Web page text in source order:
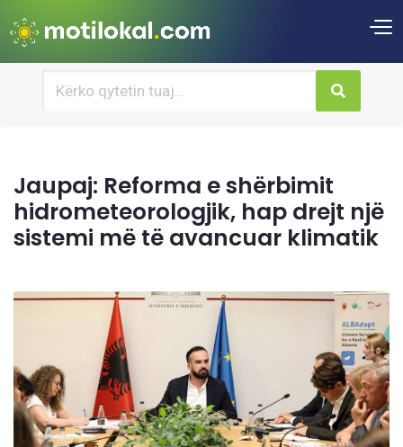
Jaupaj: Reforma e shërbimit
hidrometeorologjik, hap drejt një
sistemi më të avancuar klimatik